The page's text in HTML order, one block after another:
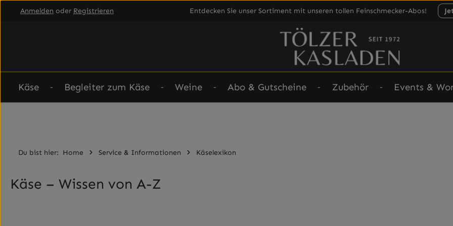
Hauptinhalt springen
Zur Hauptnavigation springen
Anmelden oder Registrieren Entdecken Sie unser Sortiment mit unseren tollen Feinschmecker-Abos!
Käse Begleiter zum Käse Weine Abo & Gutscheine Zubehör Events &
Du bist hier: Home Service & Informationen Käselexikon
Käse – Wissen von A-Z